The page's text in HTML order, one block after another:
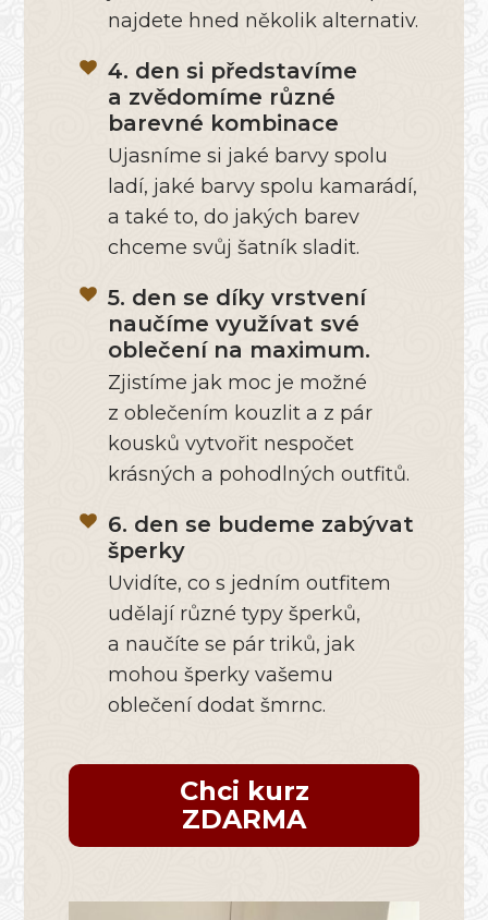
najdete hned několik alternativ.
4. den si představíme
a zvědomíme různé
barevné kombinace
Ujasníme si jaké barvy spolu
ladí, jaké barvy spolu kamarádí,
a také to, do jakých barev
chceme svůj šatník sladit.
5. den se díky vrstvení
naučíme využívat své
oblečení na maximum.
Zjistíme jak moc je možné
z oblečením kouzlit a z pár
kousků vytvořit nespočet
krásných a pohodlných outfitů.
6. den se budeme zabývat
šperky
Uvidíte, co s jedním outfitem
udělají různé typy šperků,
a naučíte se pár triků, jak
mohou šperky vašemu
oblečení dodat šmrnc.
Chci kurz
ZDARMA